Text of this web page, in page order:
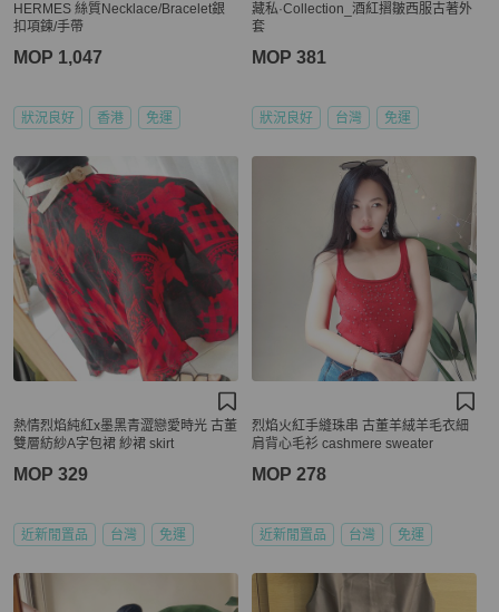
HERMES 絲質Necklace/Bracelet銀
扣項鍊/手帶
MOP 1,047
狀況良好 香港 免運
藏私·Collection_酒紅摺皺西服古著外
套
MOP 381
狀況良好 台灣 免運
熱情烈焰純紅x墨黑青澀戀愛時光 古董
雙層紡紗A字包裙 紗裙 skirt
MOP 329
近新閒置品 台灣 免運
烈焰火紅手縫珠串 古董羊絨羊毛衣細
肩背心毛衫 cashmere sweater
MOP 278
近新閒置品 台灣 免運